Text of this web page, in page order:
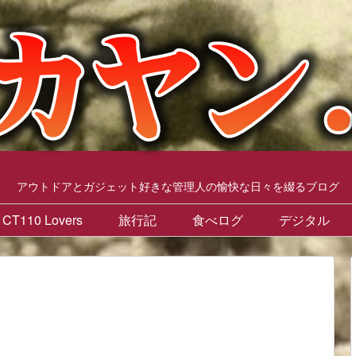
アウトドアとガジェット好きな管理人の愉快な日々を綴るブログ
CT110 Lovers 旅行記 食べログ デジタル